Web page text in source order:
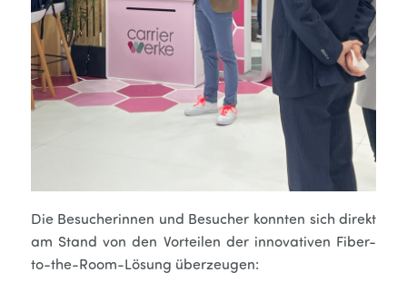
Die Besucherinnen und Besucher konnten sich direkt
am Stand von den Vorteilen der innovativen Fiber-
to-the-Room-Lösung überzeugen: